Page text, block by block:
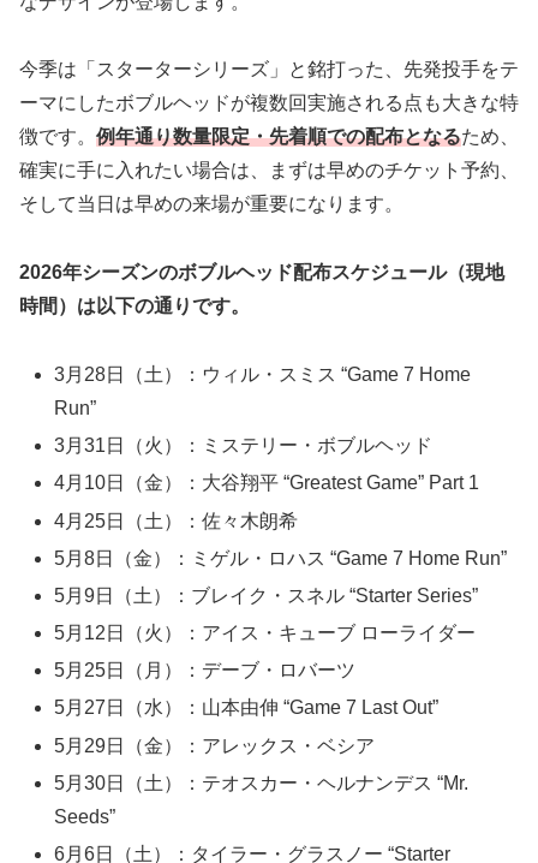
今季は「スターターシリーズ」と銘打った、先発投手をテ
ーマにしたボブルヘッドが複数回実施される点も大きな特
徴です。 例年通り数量限定・先着順での配布となるため、
確実に手に入れたい場合は、まずは早めのチケット予約、
そして当日は早めの来場が重要になります。
2026年シーズンのボブルヘッド配布スケジュール（現地
時間）は以下の通りです。
3月28日（土）：ウィル・スミス “Game 7 Home
Run”
3月31日（火）：ミステリー・ボブルヘッド
4月10日（金）：大谷翔平 “Greatest Game” Part 1
4月25日（土）：佐々木朗希
5月8日（金）：ミゲル・ロハス “Game 7 Home Run”
5月9日（土）：ブレイク・スネル “Starter Series”
5月12日（火）：アイス・キューブ ローライダー
5月25日（月）：デーブ・ロバーツ
5月27日（水）：山本由伸 “Game 7 Last Out”
5月29日（金）：アレックス・ベシア
5月30日（土）：テオスカー・ヘルナンデス “Mr.
Seeds”
6月6日（土）：タイラー・グラスノー “Starter